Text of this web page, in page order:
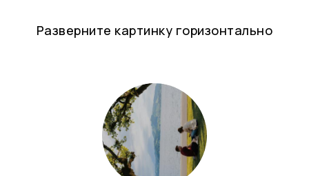
Разверните картинку горизонтально